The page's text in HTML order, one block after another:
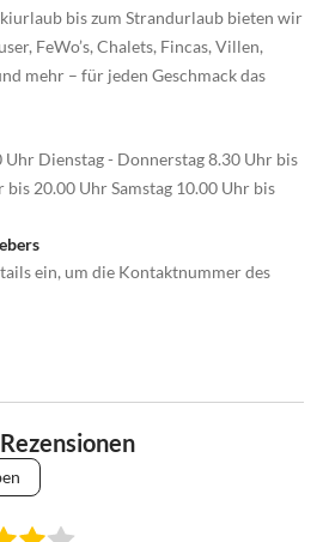
bis zum Strandurlaub bieten wir
FeWo’s, Chalets, Fincas, Villen,
mehr – für jeden Geschmack das
Dienstag - Donnerstag 8.30 Uhr bis
20.00 Uhr Samstag 10.00 Uhr bis
ein, um die Kontaktnummer des